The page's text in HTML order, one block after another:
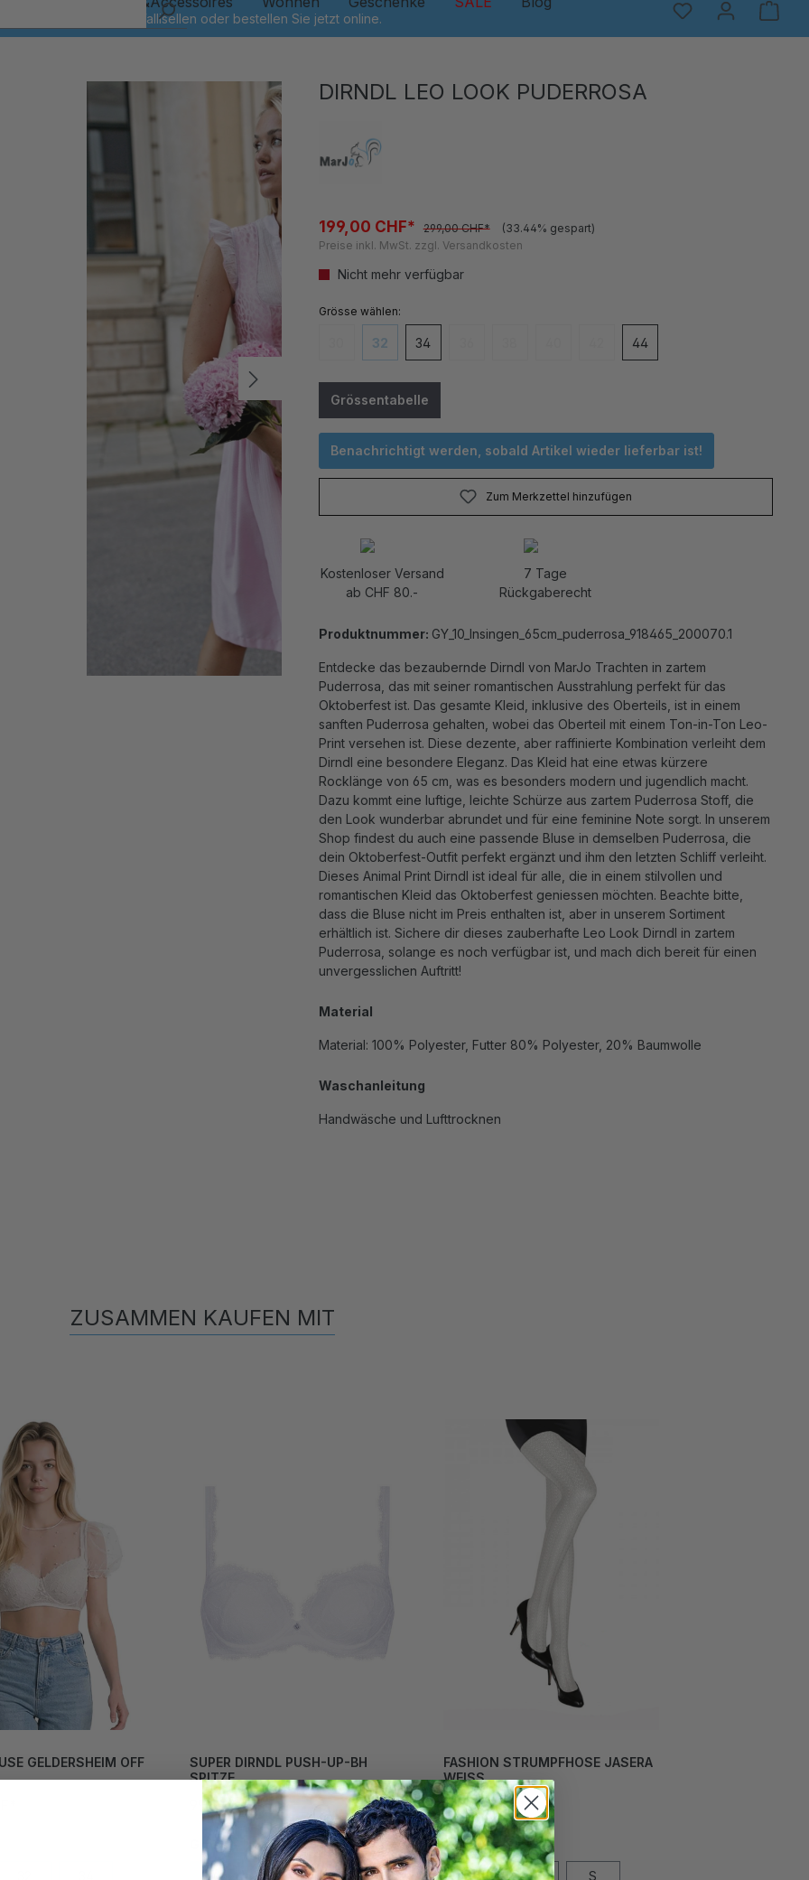
DIRNDL LEO LOOK PUDERROSA
199,00 CHF* 299,00 CHF*
(33.44% gespart)
Preise inkl. MwSt. zzgl. Versandkosten
Nicht mehr verfügbar
Grösseauswählen
(Diese Option ist zurzeit nicht verfügbar.)
32(Diese Option ist zurzeit nicht verfügbar.)
34 (Diese Option ist zurzeit nicht verfügbar.)
(Diese Option ist zurzeit nicht verfügbar.)
(Diese Option ist zurzeit nicht verfügbar.)
(Diese Option ist zurzeit nicht
44
Grössentabelle
Benachrichtigt werden, sobald Artikel wieder lieferbar ist!
Zum Merkzettel hinzufügen
Kostenloser Versand
ab CHF 80.-
7 Tage
Rückgaberecht
Produktnummer: GY_10_Insingen_65cm_puderrosa_918465_200070.1
Entdecke das bezaubernde Dirndl von MarJo Trachten in zartem
Puderrosa, das mit seiner romantischen Ausstrahlung perfekt für das
Oktoberfest ist. Das gesamte Kleid, inklusive des Oberteils, ist in einem
sanften Puderrosa gehalten, wobei das Oberteil mit einem Ton-in-Ton Leo-
Print versehen ist. Diese dezente, aber raffinierte Kombination verleiht dem
Dirndl eine besondere Eleganz. Das Kleid hat eine etwas kürzere
Rocklänge von 65 cm, was es besonders modern und jugendlich macht.
Dazu kommt eine luftige, leichte Schürze aus zartem Puderrosa Stoff, die
den Look wunderbar abrundet und für eine feminine Note sorgt. In unserem
Shop findest du auch eine passende Bluse in demselben Puderrosa, die
dein Oktoberfest-Outfit perfekt ergänzt und ihm den letzten Schliff verleiht.
Dieses Animal Print Dirndl ist ideal für alle, die in einem stilvollen und
romantischen Kleid das Oktoberfest geniessen möchten. Beachte bitte,
dass die Bluse nicht im Preis enthalten ist, aber in unserem Sortiment
erhältlich ist. Sichere dir dieses zauberhafte Leo Look Dirndl in zartem
Puderrosa, solange es noch verfügbar ist, und mach dich bereit für einen
unvergesslichen Auftritt!
Material
Material: 100% Polyester, Futter 80% Polyester, 20% Baumwolle
Waschanleitung
Handwäsche und Lufttrocknen
ZUSAMMEN KAUFEN MIT
GELDERSHEIM OFF
SUPER DIRNDL PUSH-UP-BH
SPITZE
99,00 CHF*
Grösse
70A 70B 70C
FASHION STRUMPFHOSE JASERA
WEISS
24,00 CHF*
Grösse
L M S